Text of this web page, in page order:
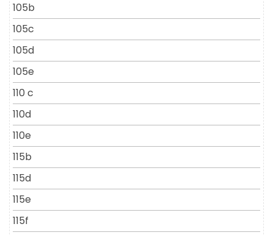
105b
105c
105d
105e
110 c
110d
110e
115b
115d
115e
115f